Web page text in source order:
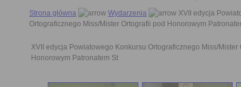
Strona główna
Wydarzenia
XVII edycja
Ortograficznego Miss/Mister Ortografii pod Honorowym
XVII edycja Powiatowego Konkursu Ortograficznego Miss/Mister
Honorowym Patronatem St